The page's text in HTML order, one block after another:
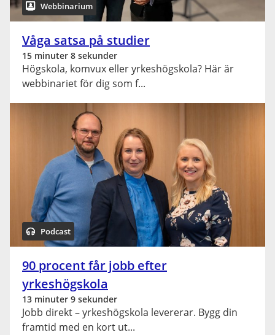
Webbinarium
Våga satsa på studier
15 minuter 8 sekunder
Högskola, komvux eller yrkeshögskola? Här är
webbinariet för dig som f
Podcast
90 procent får jobb efter
yrkeshögskola
13 minuter 9 sekunder
Jobb direkt – yrkeshögskola levererar. Bygg din
framtid med en kort ut